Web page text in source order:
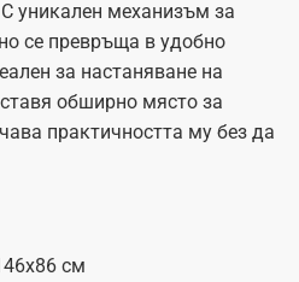
уникален механизъм за
се превръща ‌в удобно
за настаняване на
обширно ‌място за
практичността му без да
см